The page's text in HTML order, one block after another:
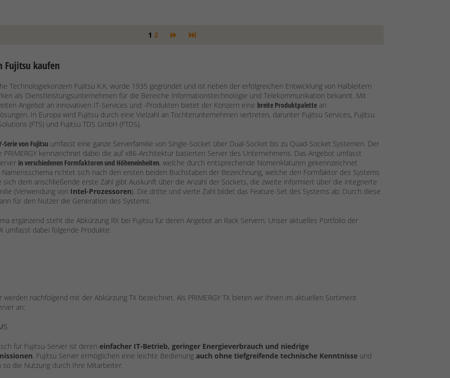
1 2
Fujitsu kaufen
Technologiekonzern Fujitsu K.K. wurde 1935 gegründet und ist neben der erfolgreichen Entwicklung von Halbleitern
als Dienstleistungsunternehmen für die Bereiche Informationstechnologie und Telekommunikation bekannt. Mit
Angebot an innovativen IT-Services und -Produkten bietet der Konzern eine breite Produktpalettean
In Europa wird Fujitsu durch eine Vielzahl an Tochterunternehmen vertreten, darunter Fujitsu Services, Fujitsu
(FTS) und Fujitsu TDS GmbH (FTDS).
Serie von Fujitsuumfasst eine ganze Serverfamilie von Single-Socket über Dual-Socket bis zu Quad-Socket Systemen. Der
PRIMERGY kennzeichnet dabei die auf x86-Architektur basierten Server des Unternehmens. Das Angebot umfasst
in verschiedenen Formfaktoren und Höheneinheiten, welche durch entsprechende Nomenklaturen gekennzeichnet
Namensschema richtet sich nach den ersten beiden Buchstaben der Bezeichnung, welche den Formfaktor des Systems
sich dem anschließende erste Zahl gibt Auskunft über die Anzahl der Sockets, die zweite informiert über die integrierte
(Verwendung von Intel-Prozessoren). Die dritte und vierte Zahl bildet das Feature-Set des Systems ab: Durch diese
für den Nutzer die Generation des Systems.
ergänzend steht die Abkürzung RX bei Fujitsu für deren Angebot an Rack Servern. Unser aktuelles Portfolio der
umfasst dabei folgende Produkte:
werden nachfolgend mit der Abkürzung TX bezeichnet. Als PRIMERGY TX bieten wir Ihnen im aktuellen Sortiment
an:
für Fujitsu-Server ist deren einfacher IT-Betrieb, geringer Energieverbrauch und niedrige
. Fujitsu Server ermöglichen eine leichte Bedienung auch ohne tiefgreifende technische Kenntnisseund
so die Nutzung durch Ihre Mitarbeiter.